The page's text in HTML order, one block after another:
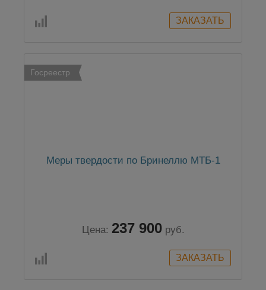
Госреестр
Меры твердости по Бринеллю МТБ-1
Цена: 237 900 руб.